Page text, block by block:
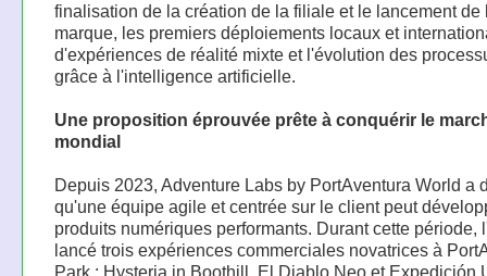
finalisation de la création de la filiale et le lancement de
marque, les premiers déploiements locaux et
d'expériences de réalité mixte et l'évolution des
grâce à l'intelligence artificielle.
Une proposition éprouvée prête à conquérir le
mondial
Depuis 2023, Adventure Labs by PortAventura World a
qu'une équipe agile et centrée sur le client peut
produits numériques performants. Durant cette période,
lancé trois expériences commerciales novatrices à
Park : Hysteria in Boothill, El Diablo Neo et Expedición